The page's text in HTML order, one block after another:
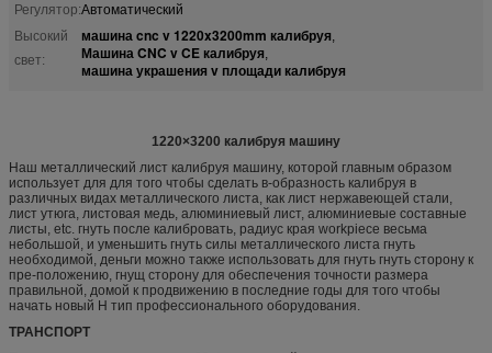
Регулятор:Автоматический
Высокий
свет:
машина cnc v 1220x3200mm калибруя,
Машина CNC v CE калибруя,
машина украшения v площади калибруя
1220×3200 калибруя машину
Наш металлический лист калибруя машину, которой главным образом
использует для для того чтобы сделать в-образность калибруя в
различных видах металлического листа, как лист нержавеющей стали,
лист утюга, листовая медь, алюминиевый лист, алюминиевые составные
листы, etc. гнуть после калибровать, радиус края workpiece весьма
небольшой, и уменьшить гнуть силы металлического листа гнуть
необходимой, деньги можно также использовать для гнуть гнуть сторону к
пре-положению, гнущ сторону для обеспечения точности размера
правильной, домой к продвижению в последние годы для того чтобы
начать новый Н тип профессионального оборудования.
ТРАНСПОРТ